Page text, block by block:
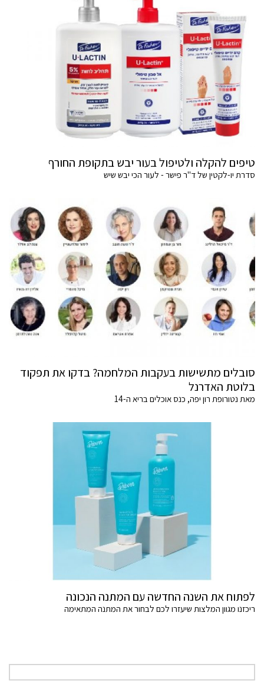
טיפים להקלה ולטיפול בעור יבש בתקופת החורף
סדרת יו-לקטין של ד"ר פישר - לעור הכי יבש שיש
סובלים מתשישות בעקבות המלחמה? בדקו את תפקוד
בלוטת האדרנל
מאת נטורופת רון יפה, כנס אוכלים בריא ה-14
לפתוח את השנה החדשה עם המתנה הנכונה
ריכזנו מגוון המלצות שיעזרו לכם לבחור את המתנה המתאימה